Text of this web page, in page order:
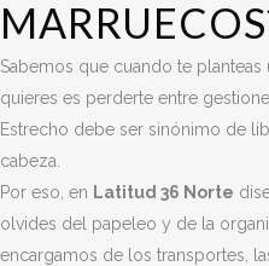
Sabemos que cuando te
quieres es perderte entre
Estrecho debe ser sinónimo de
cabeza.
Por eso, en Latitud 36 Norte
olvides del papeleo y de la
encargamos de los transportes,